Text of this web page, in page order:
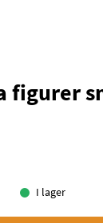
figurer
I lager